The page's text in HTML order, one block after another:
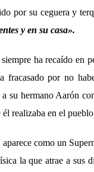
por su ceguera y
y en su casa».
ha recaído en
por no
su hermano Aarón
realizaba en el
como un
la que atrae a sus